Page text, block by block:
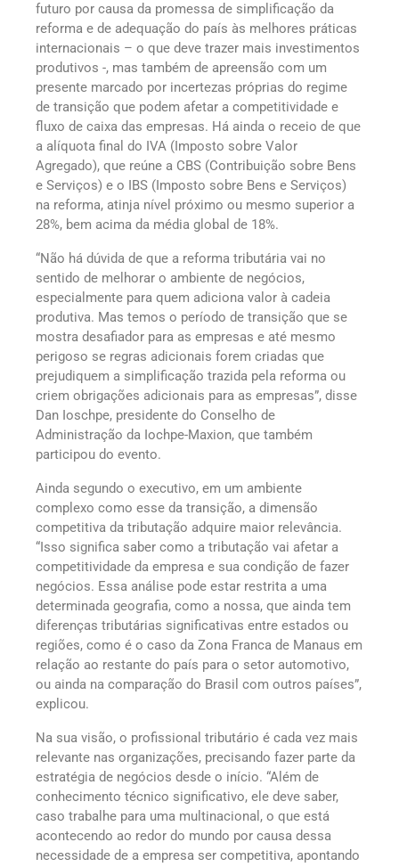
futuro por causa da promessa de simplificação da
reforma e de adequação do país às melhores práticas
internacionais – o que deve trazer mais investimentos
produtivos -, mas também de apreensão com um
presente marcado por incertezas próprias do regime
de transição que podem afetar a competitividade e
fluxo de caixa das empresas. Há ainda o receio de que
a alíquota final do IVA (Imposto sobre Valor
Agregado), que reúne a CBS (Contribuição sobre Bens
e Serviços) e o IBS (Imposto sobre Bens e Serviços)
na reforma, atinja nível próximo ou mesmo superior a
28%, bem acima da média global de 18%.
“Não há dúvida de que a reforma tributária vai no
sentido de melhorar o ambiente de negócios,
especialmente para quem adiciona valor à cadeia
produtiva. Mas temos o período de transição que se
mostra desafiador para as empresas e até mesmo
perigoso se regras adicionais forem criadas que
prejudiquem a simplificação trazida pela reforma ou
criem obrigações adicionais para as empresas”, disse
Dan Ioschpe, presidente do Conselho de
Administração da Iochpe-Maxion, que também
participou do evento.
Ainda segundo o executivo, em um ambiente
complexo como esse da transição, a dimensão
competitiva da tributação adquire maior relevância.
“Isso significa saber como a tributação vai afetar a
competitividade da empresa e sua condição de fazer
negócios. Essa análise pode estar restrita a uma
determinada geografia, como a nossa, que ainda tem
diferenças tributárias significativas entre estados ou
regiões, como é o caso da Zona Franca de Manaus em
relação ao restante do país para o setor automotivo,
ou ainda na comparação do Brasil com outros países”,
explicou.
Na sua visão, o profissional tributário é cada vez mais
relevante nas organizações, precisando fazer parte da
estratégia de negócios desde o início. “Além de
conhecimento técnico significativo, ele deve saber,
caso trabalhe para uma multinacional, o que está
acontecendo ao redor do mundo por causa dessa
necessidade de a empresa ser competitiva, apontando